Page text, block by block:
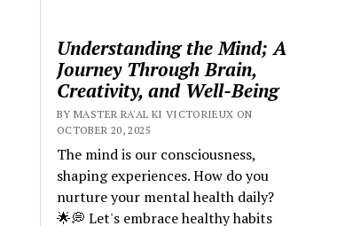
Understanding the Mind; A
Journey Through Brain,
Creativity, and Well-Being
BY MASTER RA'AL KI VICTORIEUX ON
OCTOBER 20, 2025
The mind is our consciousness,
shaping experiences. How do you
nurture your mental health daily?
🌟💭 Let's embrace healthy habits